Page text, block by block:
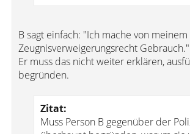
B sagt einfach: "Ich mache von
Zeugnisverweigerungsrecht Gebrauch."
Er muss das nicht weiter erklären,
begründen.
Zitat:
Muss Person B gegenüber der